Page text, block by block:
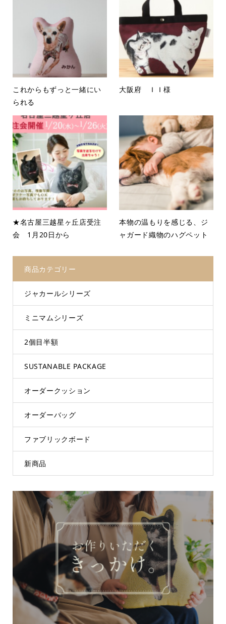
これからもずっと一緒にい
られる
大阪府 ＩＩ様
★名古屋三越星ヶ丘店受注
会 1月20日から
本物の温もりを感じる、ジ
ャガード織物のハグペット
商品カテゴリー
ジャカールシリーズ
ミニマムシリーズ
2個目半額
SUSTANABLE PACKAGE
オーダークッション
オーダーバッグ
ファブリックボード
新商品